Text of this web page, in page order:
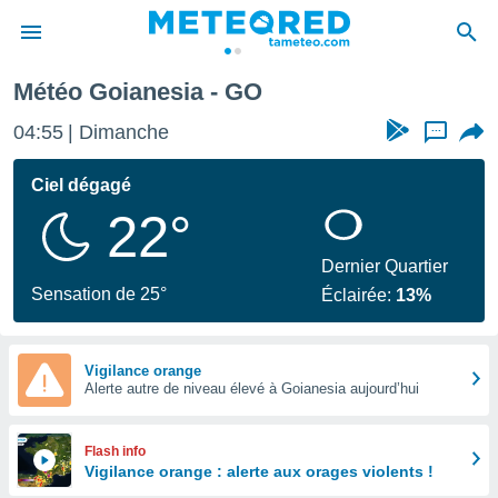
de
Météo Goianesia - GO
04:55 Dimanche ...
Ciel dégagé
22°
Sensation de 25°
Dernier Quartier
Éclairée: 13%
Vigilance orange
Alerte autre de niveau élevé à Goianesia aujourd’hui
Flash info
Vigilance orange : alerte aux orages violents !